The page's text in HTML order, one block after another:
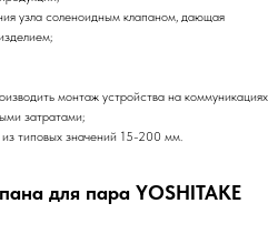
узла соленоидным клапаном, дающая
монтаж устройства на коммуникациях
затратами;
типовых значений 15-200 мм.
для пара YOSHITAKE